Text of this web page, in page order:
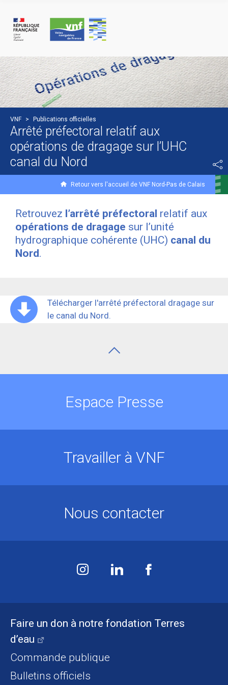
VNF > Publications officielles
Arrêté préfectoral relatif aux
opérations de dragage sur l’UHC
canal du Nord
Retour vers l'accueil de VNF Nord-Pas de Calais
Retrouvez l’arrêté préfectoral relatif aux
opérations de dragage sur l’unité
hydrographique cohérente (UHC) canal du
Nord.
Télécharger l'arrêté préfectoral dragage sur
le canal du Nord.
Faire un don à notre fondation Terres
d’eau
Commande publique
Bulletins officiels
Espace Presse
Travailler à VNF
Nous contacter